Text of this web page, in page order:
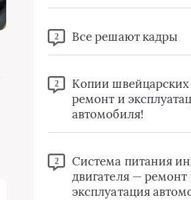
2 Все решают кадры
2
Копии швейцарских
ремонт и
автомобиля!
2
Система питания
двигателя — ремонт
эксплуатация